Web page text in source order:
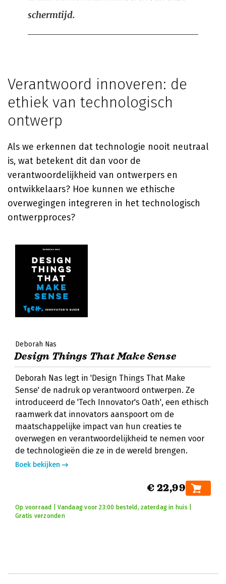
schermtijd.
Verantwoord innoveren: de
ethiek van technologisch
ontwerp
Als we erkennen dat technologie nooit neutraal
is, wat betekent dit dan voor de
verantwoordelijkheid van ontwerpers en
ontwikkelaars? Hoe kunnen we ethische
overwegingen integreren in het technologisch
ontwerpproces?
Deborah Nas
Design Things That Make Sense
Deborah Nas legt in 'Design Things That Make
Sense' de nadruk op verantwoord ontwerpen. Ze
introduceerd de 'Tech Innovator's Oath', een ethisch
raamwerk dat innovators aanspoort om de
maatschappelijke impact van hun creaties te
overwegen en verantwoordelijkheid te nemen voor
de technologieën die ze in de wereld brengen.
Boek bekijken
€ 22,99
Op voorraad | Vandaag voor 23:00 besteld, zaterdag in huis |
Gratis verzonden